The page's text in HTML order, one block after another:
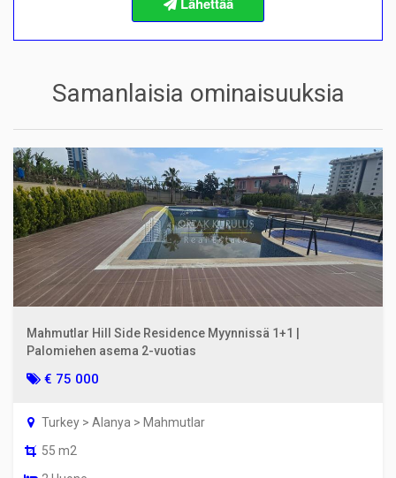
Samanlaisia ominaisuuksia
Mahmutlar Hill Side Residence Myynnissä 1+1 |
Palomiehen asema 2-vuotias
€ 75 000
Turkey > Alanya > Mahmutlar
55 m2